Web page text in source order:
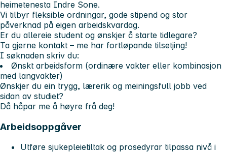
heimetenesta Indre Sone.
Vi tilbyr fleksible ordningar, gode stipend og stor
påverknad på eigen arbeidskvardag.
Er du allereie student og ønskjer å starte tidlegare?
Ta gjerne kontakt – me har fortløpande tilsetjing!
I søknaden skriv du:
Ønskt arbeidsform (ordinære vakter eller kombinasjon
med langvakter)
Ønskjer du ein trygg, lærerik og meiningsfull jobb ved
sidan av studiet?
Då håpar me å høyre frå deg!
Arbeidsoppgåver
Utføre sjukepleietiltak og prosedyrar tilpassa nivå i